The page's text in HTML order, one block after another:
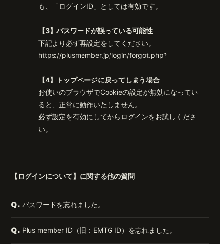
も、「ログインID」としては有効です。
【3】パスワードが誤っている可能性
下記より必ず再設定をしてください。
https://plusmember.jp/login/forgot.php?
【4】トップページに戻ってしまう場合
お使いのブラウザでCookieの設定が無効になってい
ると、正常に動作いたしません。
必ず設定を有効にしてからログインをお試しくださ
い。
【ログインについて】に関する他の質問
Q. パスワードを忘れました。
Q. Plus member ID（旧：EMTG ID）を忘れました。